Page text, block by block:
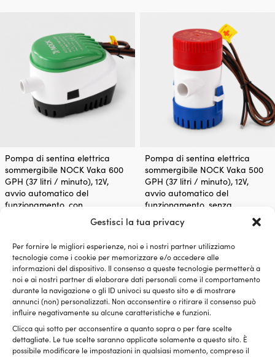
Gestisci la tua privacy
Per fornire le migliori esperienze, noi e i nostri partner utilizziamo
tecnologie come i cookie per memorizzare e/o accedere alle
informazioni del dispositivo. Il consenso a queste tecnologie permetterà a
noi e ai nostri partner di elaborare dati personali come il comportamento
durante la navigazione o gli ID univoci su questo sito e di mostrare
annunci (non) personalizzati. Non acconsentire o ritirare il consenso può
influire negativamente su alcune caratteristiche e funzioni.
Clicca qui sotto per acconsentire a quanto sopra o per fare scelte
dettagliate. Le tue scelte saranno applicate solamente a questo sito. È
possibile modificare le impostazioni in qualsiasi momento, compreso il
Pompa di sentina elettrica
sommergibile NOCK Vaka 600
GPH (37 litri / minuto), 12V,
avvio automatico del
funzionamento, con
35,78€
IVA incl.
Pompa di sentina elettrica
sommergibile NOCK Vaka 500
GPH (37 litri / minuto), 12V,
avvio automatico del
funzionamento, senza
interruttore a galleggiante
P. cons.59,99€Il
originale
era:
59,99 €.
22,71
è:
IVA incl.